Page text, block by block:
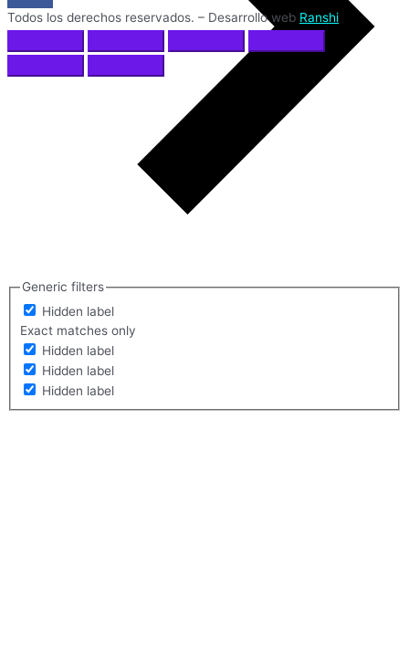
Generic filters
Hidden label
Exact matches only
Hidden label
Hidden label
Hidden label
Todos los derechos reservados. – Desarrollo web Ranshi